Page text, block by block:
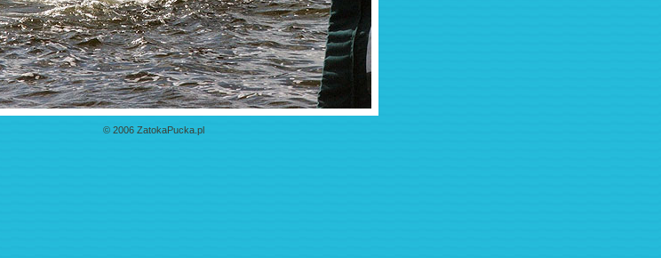
© 2006 ZatokaPucka.pl